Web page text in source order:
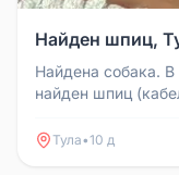
Найден шпиц,
Найдена собака.
найден шпиц
Тула•10 д